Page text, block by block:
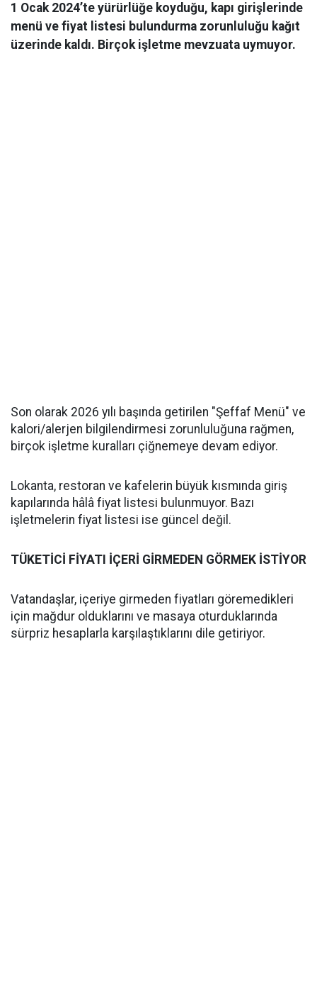
1 Ocak 2024’te yürürlüğe koyduğu, kapı girişlerinde
menü ve fiyat listesi bulundurma zorunluluğu kağıt
üzerinde kaldı. Birçok işletme mevzuata uymuyor.
Son olarak 2026 yılı başında getirilen "Şeffaf Menü" ve
kalori/alerjen bilgilendirmesi zorunluluğuna rağmen,
birçok işletme kuralları çiğnemeye devam ediyor.
Lokanta, restoran ve kafelerin büyük kısmında giriş
kapılarında hâlâ fiyat listesi bulunmuyor. Bazı
işletmelerin fiyat listesi ise güncel değil.
TÜKETİCİ FİYATI İÇERİ GİRMEDEN GÖRMEK İSTİYOR
Vatandaşlar, içeriye girmeden fiyatları göremedikleri
için mağdur olduklarını ve masaya oturduklarında
sürpriz hesaplarla karşılaştıklarını dile getiriyor.